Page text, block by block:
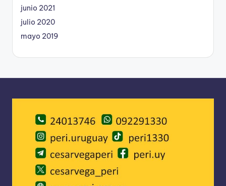
junio 2021
julio 2020
mayo 2019